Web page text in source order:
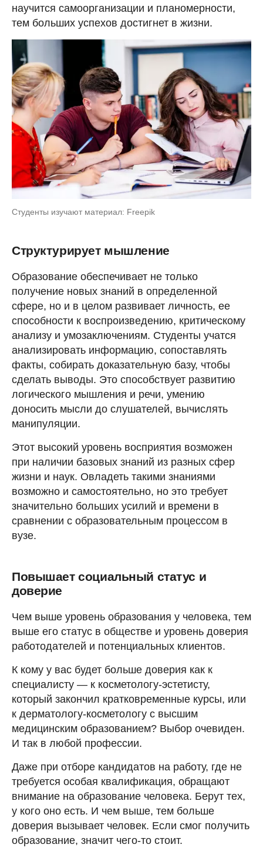
научится самоорганизации и планомерности,
тем больших успехов достигнет в жизни.
Студенты изучают материал: Freepik
Структурирует мышление
Образование обеспечивает не только
получение новых знаний в определенной
сфере, но и в целом развивает личность, ее
способности к воспроизведению, критическому
анализу и умозаключениям. Студенты учатся
анализировать информацию, сопоставлять
факты, собирать доказательную базу, чтобы
сделать выводы. Это способствует развитию
логического мышления и речи, умению
доносить мысли до слушателей, вычислять
манипуляции.
Этот высокий уровень восприятия возможен
при наличии базовых знаний из разных сфер
жизни и наук. Овладеть такими знаниями
возможно и самостоятельно, но это требует
значительно больших усилий и времени в
сравнении с образовательным процессом в
вузе.
Повышает социальный статус и
доверие
Чем выше уровень образования у человека, тем
выше его статус в обществе и уровень доверия
работодателей и потенциальных клиентов.
К кому у вас будет больше доверия как к
специалисту — к косметологу-эстетисту,
который закончил кратковременные курсы, или
к дерматологу-косметологу с высшим
медицинским образованием? Выбор очевиден.
И так в любой профессии.
Даже при отборе кандидатов на работу, где не
требуется особая квалификация, обращают
внимание на образование человека. Берут тех,
у кого оно есть. И чем выше, тем больше
доверия вызывает человек. Если смог получить
образование, значит чего-то стоит.